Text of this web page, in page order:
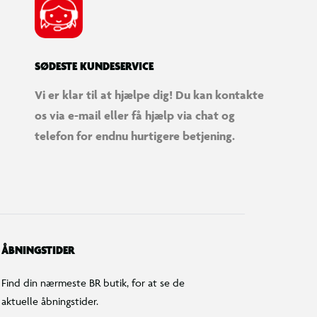
SØDESTE KUNDESERVICE
Vi er klar til at hjælpe dig! Du kan kontakte
os via e-mail eller få hjælp via chat og
telefon for endnu hurtigere betjening.
ÅBNINGSTIDER
Find din nærmeste BR butik, for at se de
aktuelle åbningstider.